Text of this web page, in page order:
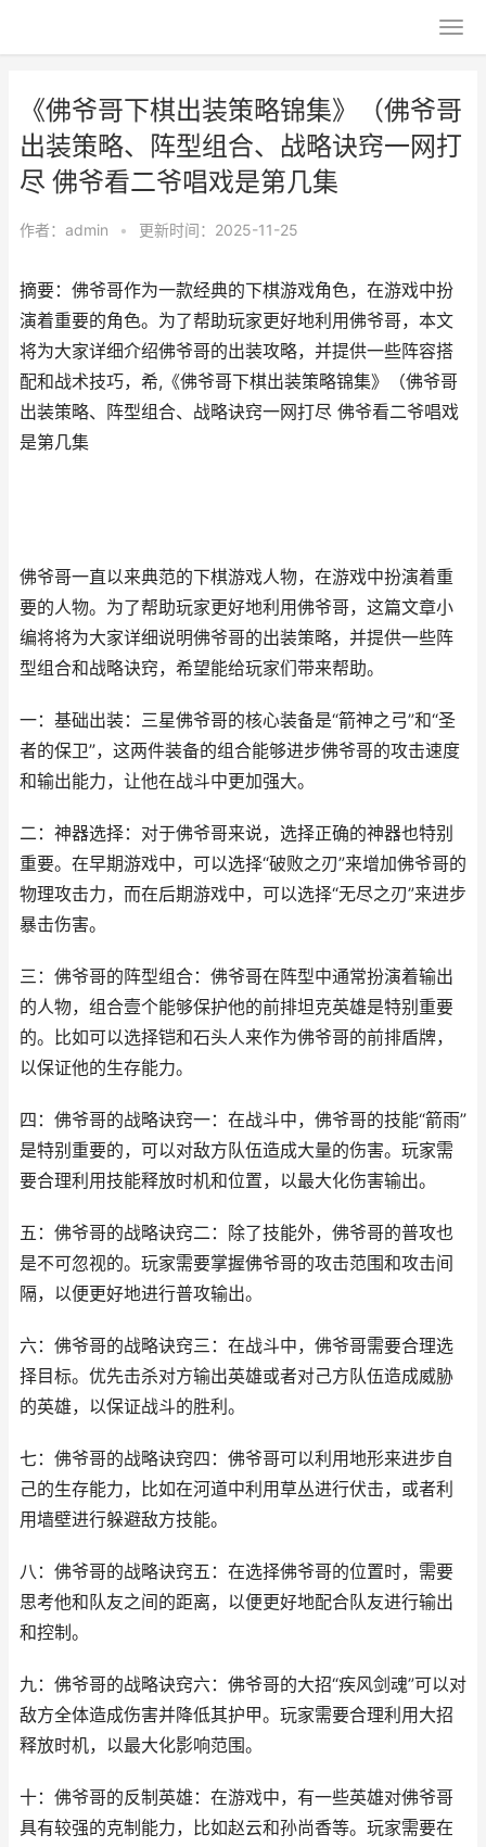
《佛爷哥下棋出装策略锦集》（佛爷哥
出装策略、阵型组合、战略诀窍一网打
尽 佛爷看二爷唱戏是第几集
作者： admin • 更新时间：2025-11-25
摘要：佛爷哥作为一款经典的下棋游戏角色，在游戏中扮
演着重要的角色。为了帮助玩家更好地利用佛爷哥，本文
将为大家详细介绍佛爷哥的出装攻略，并提供一些阵容搭
配和战术技巧，希,《佛爷哥下棋出装策略锦集》（佛爷哥
出装策略、阵型组合、战略诀窍一网打尽 佛爷看二爷唱戏
是第几集
佛爷哥一直以来典范的下棋游戏人物，在游戏中扮演着重
要的人物。为了帮助玩家更好地利用佛爷哥，这篇文章小
编将将为大家详细说明佛爷哥的出装策略，并提供一些阵
型组合和战略诀窍，希望能给玩家们带来帮助。
一：基础出装：三星佛爷哥的核心装备是“箭神之弓”和“圣
者的保卫”，这两件装备的组合能够进步佛爷哥的攻击速度
和输出能力，让他在战斗中更加强大。
二：神器选择：对于佛爷哥来说，选择正确的神器也特别
重要。在早期游戏中，可以选择“破败之刃”来增加佛爷哥的
物理攻击力，而在后期游戏中，可以选择“无尽之刃”来进步
暴击伤害。
三：佛爷哥的阵型组合：佛爷哥在阵型中通常扮演着输出
的人物，组合壹个能够保护他的前排坦克英雄是特别重要
的。比如可以选择铠和石头人来作为佛爷哥的前排盾牌，
以保证他的生存能力。
四：佛爷哥的战略诀窍一：在战斗中，佛爷哥的技能“箭雨”
是特别重要的，可以对敌方队伍造成大量的伤害。玩家需
要合理利用技能释放时机和位置，以最大化伤害输出。
五：佛爷哥的战略诀窍二：除了技能外，佛爷哥的普攻也
是不可忽视的。玩家需要掌握佛爷哥的攻击范围和攻击间
隔，以便更好地进行普攻输出。
六：佛爷哥的战略诀窍三：在战斗中，佛爷哥需要合理选
择目标。优先击杀对方输出英雄或者对己方队伍造成威胁
的英雄，以保证战斗的胜利。
七：佛爷哥的战略诀窍四：佛爷哥可以利用地形来进步自
己的生存能力，比如在河道中利用草丛进行伏击，或者利
用墙壁进行躲避敌方技能。
八：佛爷哥的战略诀窍五：在选择佛爷哥的位置时，需要
思考他和队友之间的距离，以便更好地配合队友进行输出
和控制。
九：佛爷哥的战略诀窍六：佛爷哥的大招“疾风剑魂”可以对
敌方全体造成伤害并降低其护甲。玩家需要合理利用大招
释放时机，以最大化影响范围。
十：佛爷哥的反制英雄：在游戏中，有一些英雄对佛爷哥
具有较强的克制能力，比如赵云和孙尚香等。玩家需要在